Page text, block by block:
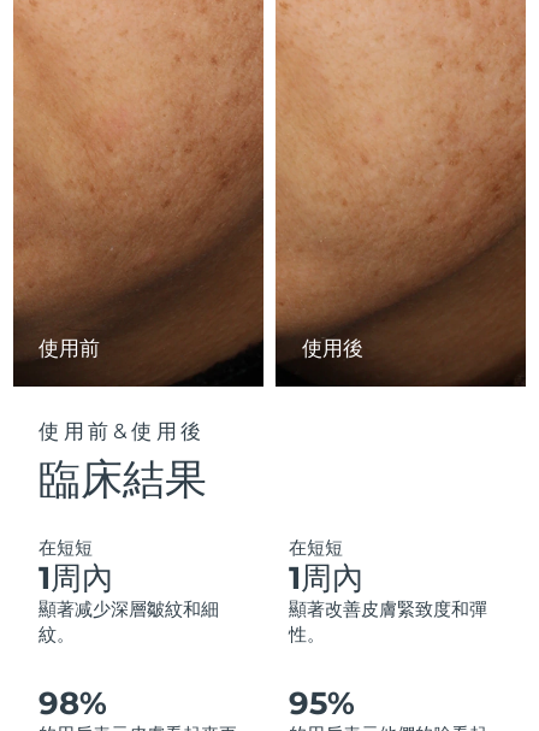
使用前 使用後
使用前&使用後
臨床結果
在短短
1周內
顯著减少深層皺紋和細
紋。
在短短
1周內
顯著改善皮膚緊致度和彈
性。
98% 95%
黎巴嫩 預計送達日期 11/08/2026
立陶宛 預計送達日期 10/08/2026
盧森堡 預計送達日期 10/08/2026
中國澳門特別行政區 預計送達日期 12/08/2026
馬來西亞 預計送達日期13/08/2026
馬爾他 預計送達日期
墨西哥 預計送達日期14/08/2026
摩納哥
荷蘭
紐西蘭 預計送達日期
挪威 預計送達日期10/08/2026